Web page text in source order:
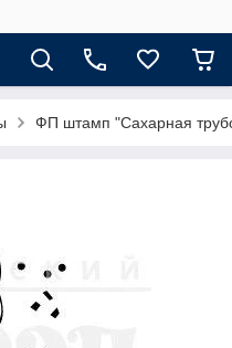
ФП штамп "Сахарная